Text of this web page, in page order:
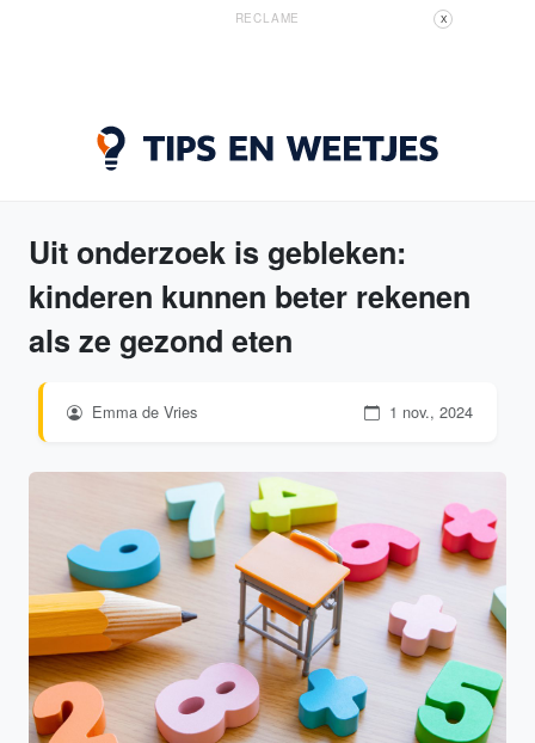
RECLAME X
Uit onderzoek is gebleken:
kinderen kunnen beter rekenen
als ze gezond eten
Emma de Vries 1 nov., 2024